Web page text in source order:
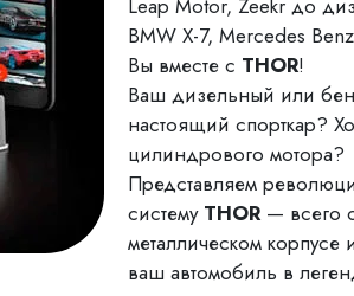
Leap Motor, Zeekr до
BMW X-7, Mercedes
Вы вместе с THOR!
Ваш дизельный или
настоящий спорткар?
цилиндрового мотора?
Представляем
систему THOR — всего
металлическом
ваш автомобиль в